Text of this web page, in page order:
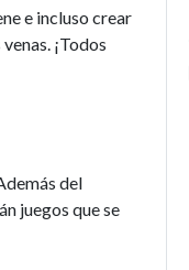
e incluso crear
¡Todos
del
juegos que se